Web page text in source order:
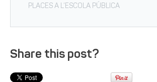
PLACES A L’ESCOLA PÚBLICA
Share this post?